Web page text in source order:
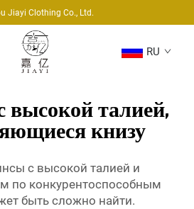
Jiayi Clothing Co., Ltd.
RU
высокой талией,
книзу
с высокой талией и
по конкурентоспособным
быть сложно найти.